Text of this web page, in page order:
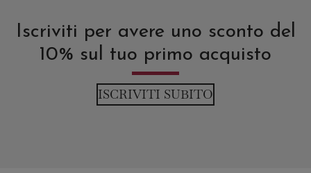
Iscriviti per avere uno sconto del
10% sul tuo primo acquisto
ISCRIVITI SUBITO